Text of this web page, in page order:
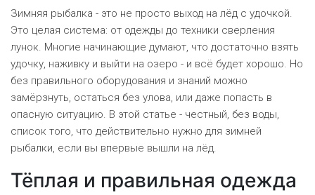
Зимняя рыбалка - это не просто выход на лёд с удочкой.
Это целая система: от одежды до техники сверления
лунок. Многие начинающие думают, что достаточно взять
удочку, наживку и выйти на озеро - и всё будет хорошо. Но
без правильного оборудования и знаний можно
замёрзнуть, остаться без улова, или даже попасть в
опасную ситуацию. В этой статье - честный, без воды,
список того, что действительно нужно для зимней
рыбалки, если вы впервые вышли на лёд.
Тёплая и правильная одежда